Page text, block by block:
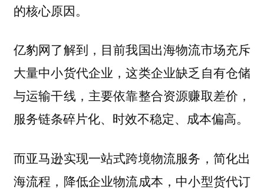
的核心原因。
亿豹网了解到，目前我国出海物流市场充斥
大量中小货代企业，这类企业缺乏自有仓储
与运输干线，主要依靠整合资源赚取差价，
服务链条碎片化、时效不稳定、成本偏高。
而亚马逊实现一站式跨境物流服务，简化出
海流程，降低企业物流成本， 中小型货代订